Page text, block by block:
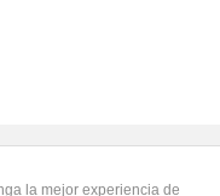
los derechos
de privacidad
la mejor experiencia de